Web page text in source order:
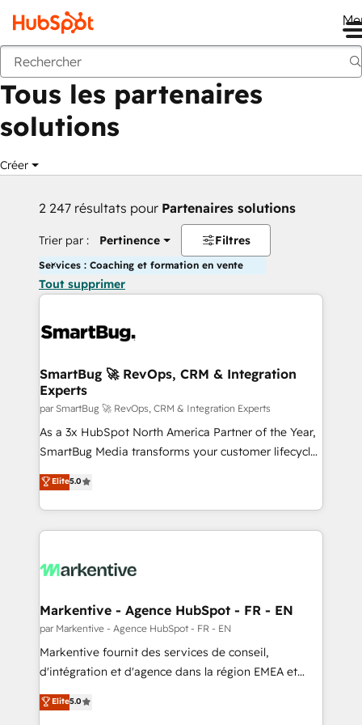
Retour
Tous les partenaires
solutions
Créer
2 247 résultats pour Partenaires solutions
Trier par : Pertinence Filtres
Services : Coaching et formation en vente
Tout supprimer
SmartBug 🚀 RevOps, CRM & Integration
Experts
par SmartBug 🚀 RevOps, CRM & Integration Experts
As a 3x HubSpot North America Partner of the Year,
SmartBug Media transforms your customer lifecycle
into a revenue engine. Our unified ecosystem
includes specialized divisions Globalia (AI &
Software) and Point Success Media (Paid Media),
making this the official home for all three brands. 🔄
and system integrations powered by Globalia’s
trainers to drive platform adoption. 📈 Revenue
Generation - Full-funnel marketing and high-
performance advertising via Point Success Media. -
Expert deployment of Breeze AI and custom agents
accreditations and deep HIPAA-compliance
Elite5.0
Markentive - Agence HubSpot - FR - EN
par Markentive - Agence HubSpot - FR - EN
Markentive fournit des services de conseil,
d'intégration et d'agence dans la région EMEA et
North America. Avec plus de 115 experts en
marketing automation, Growth, Revops, CRM et
Elite5.0